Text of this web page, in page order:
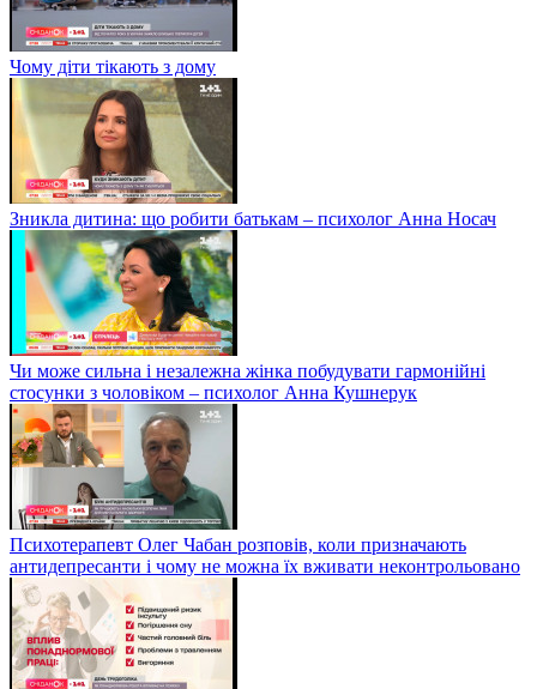
Чому діти тікають з дому
Зникла дитина: що робити батькам – психолог Анна Носач
Чи може сильна і незалежна жінка побудувати гармонійні
стосунки з чоловіком – психолог Анна Кушнерук
Психотерапевт Олег Чабан розповів, коли призначають
антидепресанти і чому не можна їх вживати неконтрольовано